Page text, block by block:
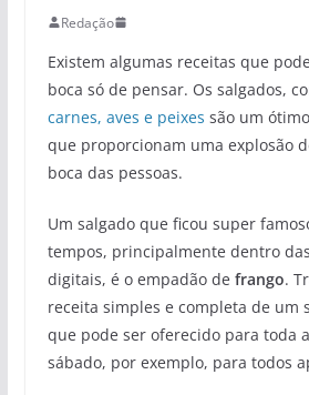
Redação
Existem algumas receitas que
boca só de pensar. Os salgados,
carnes, aves e peixes são um
que proporcionam uma explosão
boca das pessoas.
Um salgado que ficou super
tempos, principalmente dentro
digitais, é o empadão de frango.
receita simples e completa de um
que pode ser oferecido para toda
sábado, por exemplo, para todos